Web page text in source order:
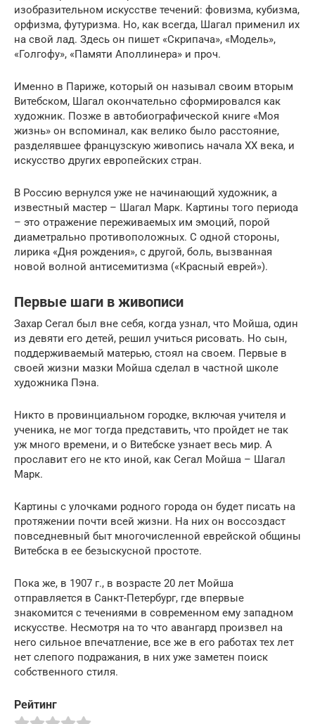
изобразительном искусстве течений: фовизма, кубизма,
орфизма, футуризма. Но, как всегда, Шагал применил их
на свой лад. Здесь он пишет «Скрипача», «Модель»,
«Голгофу», «Памяти Аполлинера» и проч.
Именно в Париже, который он называл своим вторым
Витебском, Шагал окончательно сформировался как
художник. Позже в автобиографической книге «Моя
жизнь» он вспоминал, как велико было расстояние,
разделявшее французскую живопись начала XX века, и
искусство других европейских стран.
В Россию вернулся уже не начинающий художник, а
известный мастер – Шагал Марк. Картины того периода
– это отражение переживаемых им эмоций, порой
диаметрально противоположных. С одной стороны,
лирика «Дня рождения», с другой, боль, вызванная
новой волной антисемитизма («Красный еврей»).
Первые шаги в живописи
Захар Сегал был вне себя, когда узнал, что Мойша, один
из девяти его детей, решил учиться рисовать. Но сын,
поддерживаемый матерью, стоял на своем. Первые в
своей жизни мазки Мойша сделал в частной школе
художника Пэна.
Никто в провинциальном городке, включая учителя и
ученика, не мог тогда представить, что пройдет не так
уж много времени, и о Витебске узнает весь мир. А
прославит его не кто иной, как Сегал Мойша – Шагал
Марк.
Картины с улочками родного города он будет писать на
протяжении почти всей жизни. На них он воссоздаст
повседневный быт многочисленной еврейской общины
Витебска в ее безыскусной простоте.
Пока же, в 1907 г., в возрасте 20 лет Мойша
отправляется в Санкт-Петербург, где впервые
знакомится с течениями в современном ему западном
искусстве. Несмотря на то что авангард произвел на
него сильное впечатление, все же в его работах тех лет
нет слепого подражания, в них уже заметен поиск
собственного стиля.
Рейтинг